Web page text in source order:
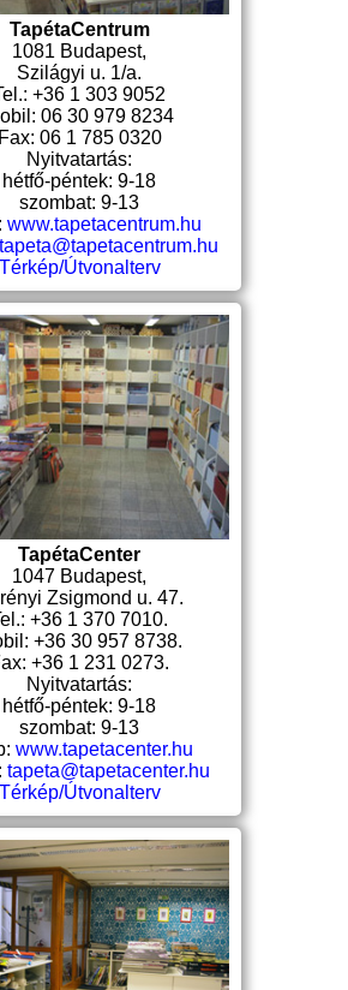
TapétaCentrum
1081 Budapest,
Szilágyi u. 1/a.
+36 1 303 9052
06 30 979 8234
Fax: 06 1 785 0320
Nyitvatartás:
hétfő-péntek: 9-18
szombat: 9-13
www.tapetacentrum.hu
tapeta@tapetacentrum.hu
Térkép/Útvonalterv
TapétaCenter
1047 Budapest,
Zsigmond u. 47.
+36 1 370 7010.
+36 30 957 8738.
+36 1 231 0273.
Nyitvatartás:
hétfő-péntek: 9-18
szombat: 9-13
www.tapetacenter.hu
tapeta@tapetacenter.hu
Térkép/Útvonalterv